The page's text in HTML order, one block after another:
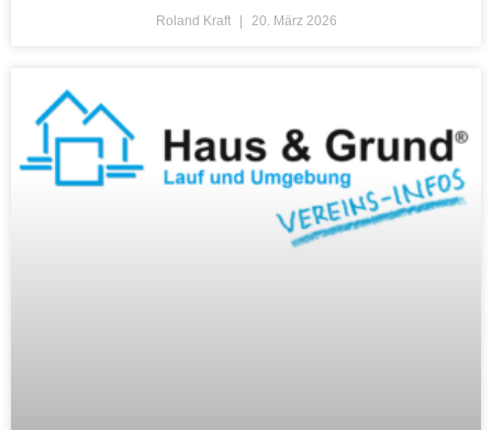
Roland Kraft 20. März 2026